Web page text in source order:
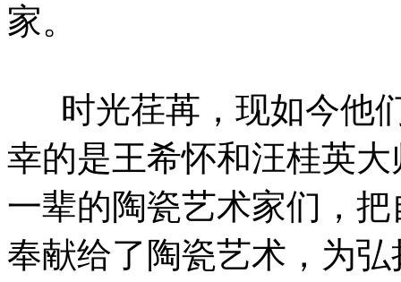
家。
时光荏苒，现如今他
幸的是王希怀和汪桂英
一辈的陶瓷艺术家们，
奉献给了陶瓷艺术，为